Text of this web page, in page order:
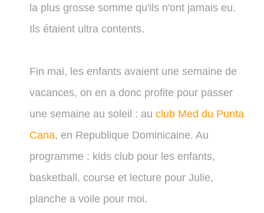
la plus grosse somme qu'ils n'ont jamais eu.
Ils étaient ultra contents.
Fin mai, les enfants avaient une semaine de
vacances, on en a donc profite pour passer
une semaine au soleil : au club Med du Punta
Cana, en Republique Dominicaine. Au
programme : kids club pour les enfants,
basketball, course et lecture pour Julie,
planche a voile pour moi.